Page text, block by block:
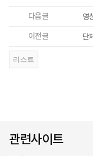
다음글
영
이전글
단
관련사이트